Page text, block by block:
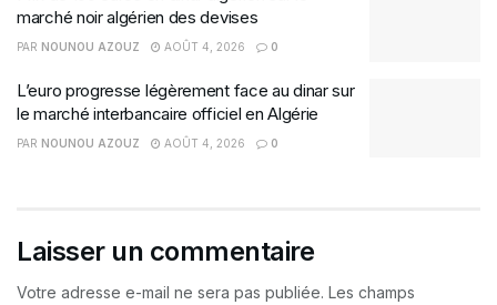
marché noir algérien des devises
PAR NOUNOU AZOUZ AOÛT 4, 2026 0
L’euro progresse légèrement face au dinar sur
le marché interbancaire officiel en Algérie
PAR NOUNOU AZOUZ AOÛT 4, 2026 0
Laisser un commentaire
Votre adresse e-mail ne sera pas publiée. Les champs